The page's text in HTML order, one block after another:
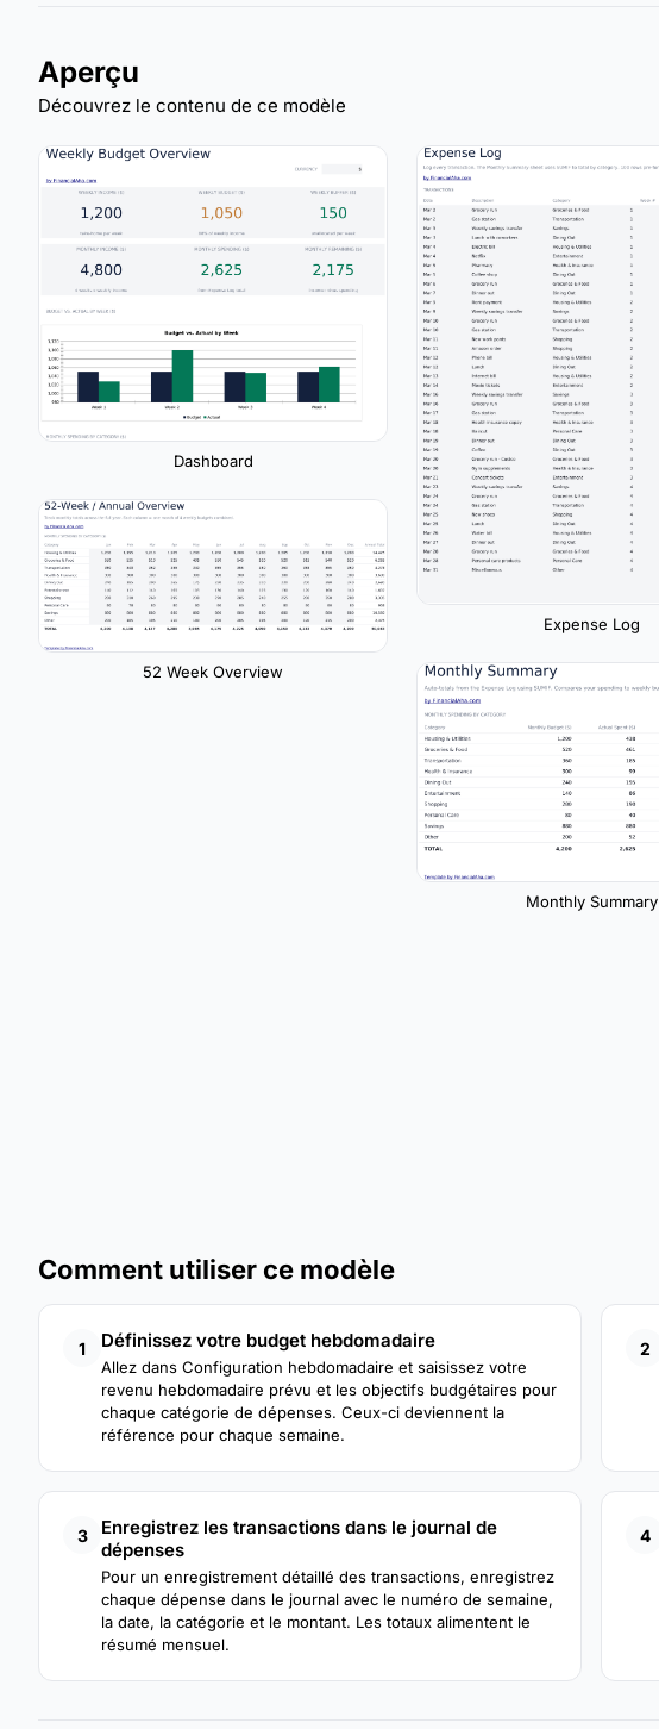
Aperçu
Découvrez le contenu de ce modèle
Dashboard
52 Week Overview
Expense Log
Monthly Summary
Comment utiliser ce modèle
1 Définissez votre budget hebdomadaire
Allez dans Configuration hebdomadaire et saisissez votre
revenu hebdomadaire prévu et les objectifs budgétaires pour
chaque catégorie de dépenses. Ceux-ci deviennent la
référence pour chaque semaine.
2
3
Enregistrez les transactions dans le journal de
dépenses
Pour un enregistrement détaillé des transactions, enregistrez
chaque dépense dans le journal avec le numéro de semaine,
la date, la catégorie et le montant. Les totaux alimentent le
résumé mensuel.
4